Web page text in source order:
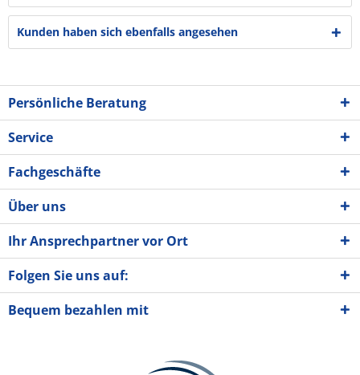
Kunden haben sich ebenfalls angesehen
Persönliche Beratung
Service
Fachgeschäfte
Über uns
Ihr Ansprechpartner vor Ort
Folgen Sie uns auf:
Bequem bezahlen mit